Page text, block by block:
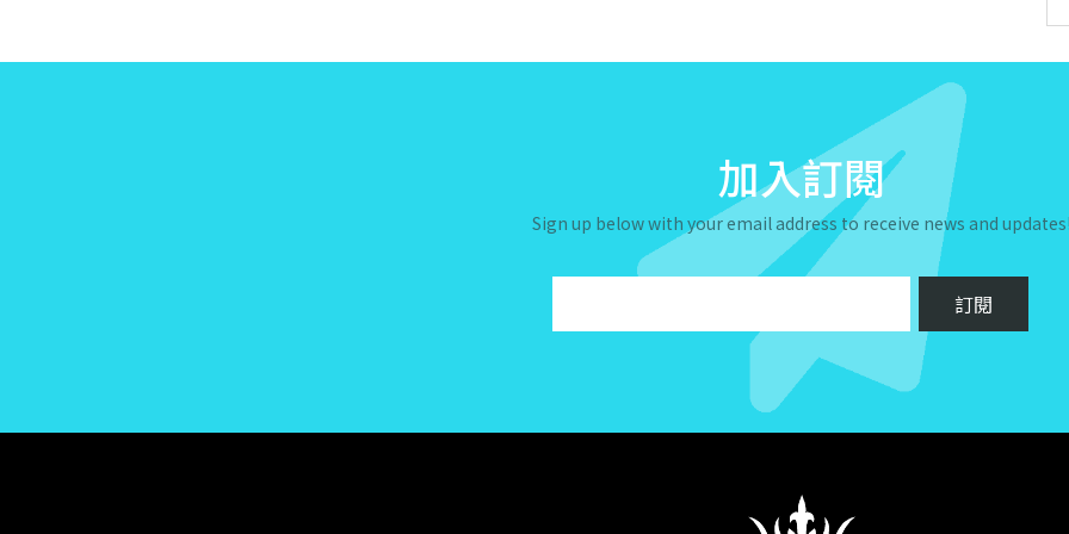
加入訂閱
Sign up below with your email address to receive news and